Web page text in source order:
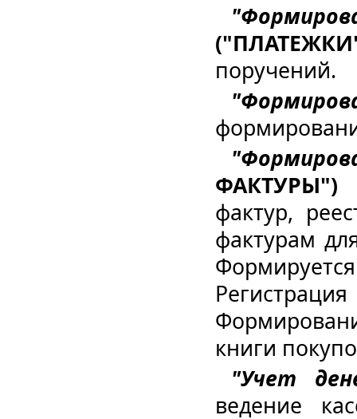
поручений.
фактур,
фактурам
книги
"Учет
ведение